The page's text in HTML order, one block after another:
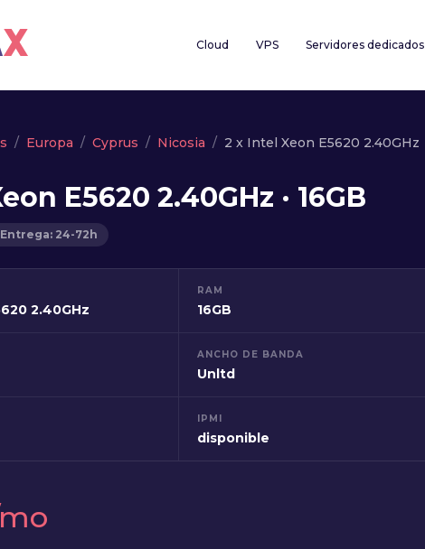
Cloud VPS Servidores dedicados
Europa Cyprus Nicosia 2 x Intel Xeon E5620 2.40GHz
E5620 2.40GHz · 16GB
Entrega: 24-72h
2.40GHz
RAM
16GB
ANCHO DE BANDA
Unltd
IPMI
disponible